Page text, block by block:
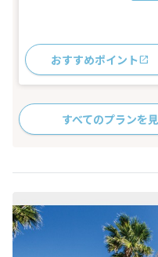
おすすめポイント
すべてのプランを